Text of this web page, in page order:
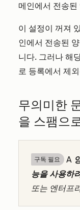
메인에서 전송
이 설정이 꺼져
인에서 전송된
니다. 그러나 해
로 등록에서 제
무의미한
을 스팸으
구독 필요 A
능을 사용하
또는 엔터프